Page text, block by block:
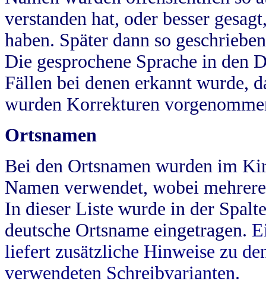
verstanden hat, oder besser
haben. Später dann so
Die gesprochene Sprache in
Fällen bei denen erkannt wurde,
wurden Korrekturen
Ortsnamen
Bei den Ortsnamen wurden im
Namen verwendet, wobei
In dieser Liste wurde in der
deutsche Ortsname eingetragen.
liefert zusätzliche Hinweise zu
verwendeten Schreibvarianten.